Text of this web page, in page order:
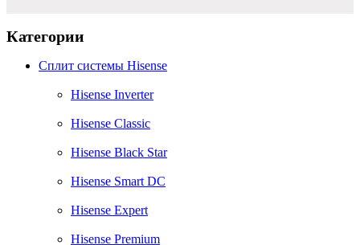
Категории
Сплит системы Hisense
Hisense Inverter
Hisense Classic
Hisense Black Star
Hisense Smart DC
Hisense Expert
Hisense Premium